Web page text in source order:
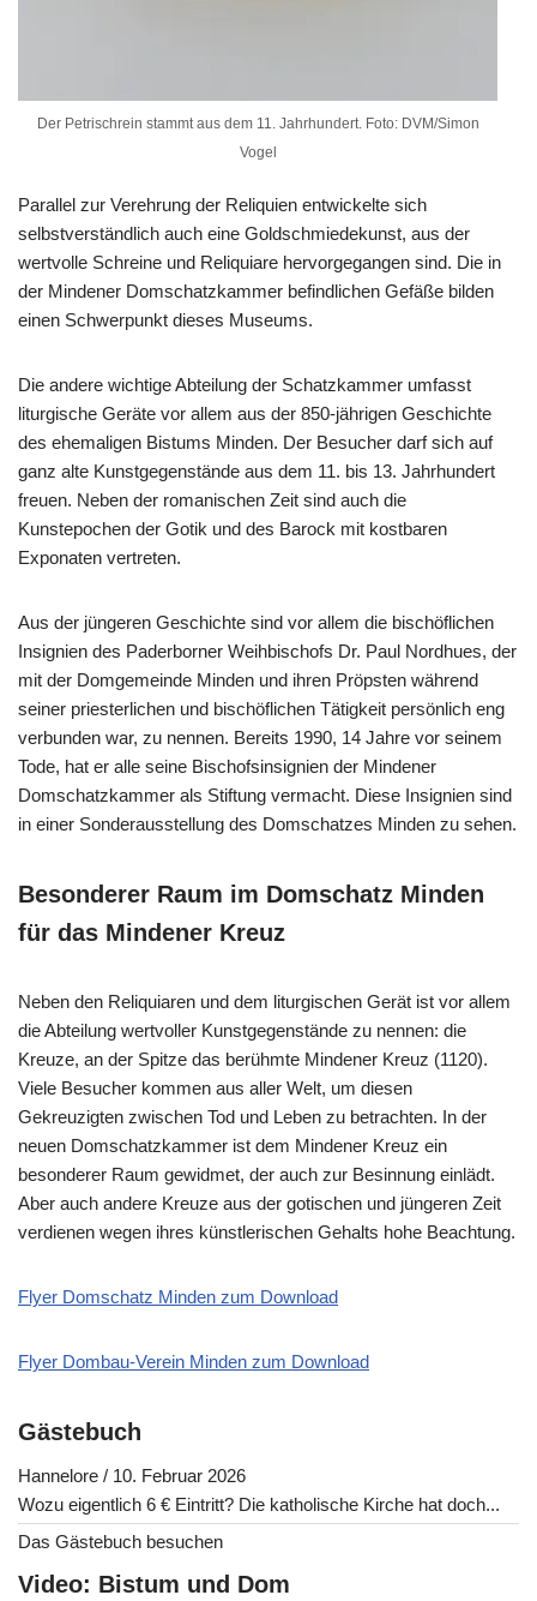
Der Petrischrein stammt aus dem 11. Jahrhundert. Foto: DVM/Simon
Vogel
Parallel zur Verehrung der Reliquien entwickelte sich
selbstverständlich auch eine Goldschmiedekunst, aus der
wertvolle Schreine und Reliquiare hervorgegangen sind. Die in
der Mindener Domschatzkammer befindlichen Gefäße bilden
einen Schwerpunkt dieses Museums.
Die andere wichtige Abteilung der Schatzkammer umfasst
liturgische Geräte vor allem aus der 850-jährigen Geschichte
des ehemaligen Bistums Minden. Der Besucher darf sich auf
ganz alte Kunstgegenstände aus dem 11. bis 13. Jahrhundert
freuen. Neben der romanischen Zeit sind auch die
Kunstepochen der Gotik und des Barock mit kostbaren
Exponaten vertreten.
Aus der jüngeren Geschichte sind vor allem die bischöflichen
Insignien des Paderborner Weihbischofs Dr. Paul Nordhues, der
mit der Domgemeinde Minden und ihren Pröpsten während
seiner priesterlichen und bischöflichen Tätigkeit persönlich eng
verbunden war, zu nennen. Bereits 1990, 14 Jahre vor seinem
Tode, hat er alle seine Bischofsinsignien der Mindener
Domschatzkammer als Stiftung vermacht. Diese Insignien sind
in einer Sonderausstellung des Domschatzes Minden zu sehen.
Besonderer Raum im Domschatz Minden
für das Mindener Kreuz
Neben den Reliquiaren und dem liturgischen Gerät ist vor allem
die Abteilung wertvoller Kunstgegenstände zu nennen: die
Kreuze, an der Spitze das berühmte Mindener Kreuz (1120).
Viele Besucher kommen aus aller Welt, um diesen
Gekreuzigten zwischen Tod und Leben zu betrachten. In der
neuen Domschatzkammer ist dem Mindener Kreuz ein
besonderer Raum gewidmet, der auch zur Besinnung einlädt.
Aber auch andere Kreuze aus der gotischen und jüngeren Zeit
verdienen wegen ihres künstlerischen Gehalts hohe Beachtung.
Flyer Domschatz Minden zum Download
Flyer Dombau-Verein Minden zum Download
Gästebuch
Hannelore / 10. Februar 2026
Wozu eigentlich 6 € Eintritt? Die katholische Kirche hat doch...
Das Gästebuch besuchen
Video: Bistum und Dom